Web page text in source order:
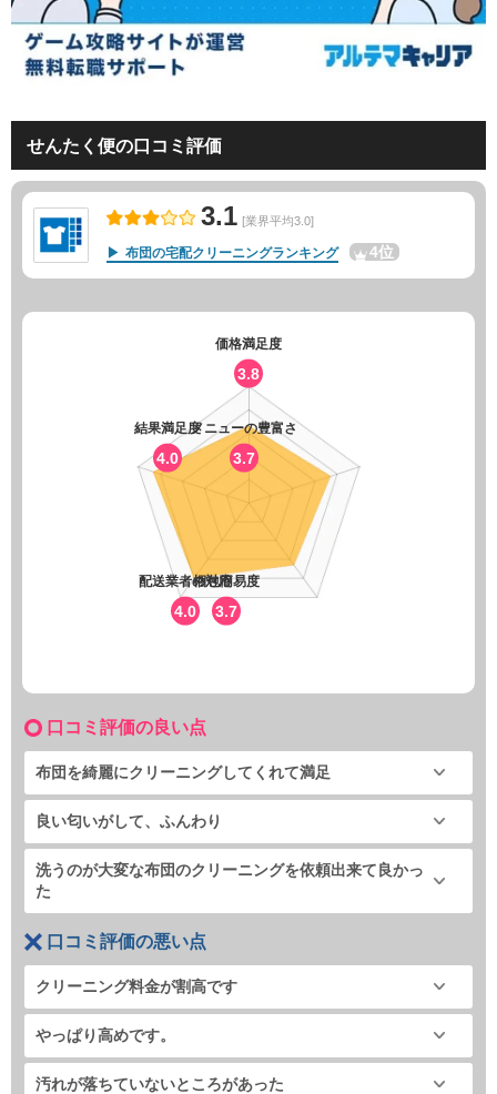
せんたく便の口コミ評価
3.1 [業界平均3.0]
布団の宅配クリーニングランキング 4位
価格満足度
3.8
メニューの豊富さ
3.7
梱包簡易度
3.7
配送業者の対応
4.0
結果満足度
4.0
口コミ評価の良い点
布団を綺麗にクリーニングしてくれて満足
良い匂いがして、ふんわり
洗うのが大変な布団のクリーニングを依頼出来て良かっ
た
口コミ評価の悪い点
クリーニング料金が割高です
やっぱり高めです。
汚れが落ちていないところがあった